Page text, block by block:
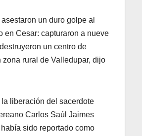
un duro golpe al
en Cesar: capturaron a nueve
un centro de
zona rural de Valledupar, dijo
liberación del sacerdote
Carlos Saúl Jaimes
sido reportado como